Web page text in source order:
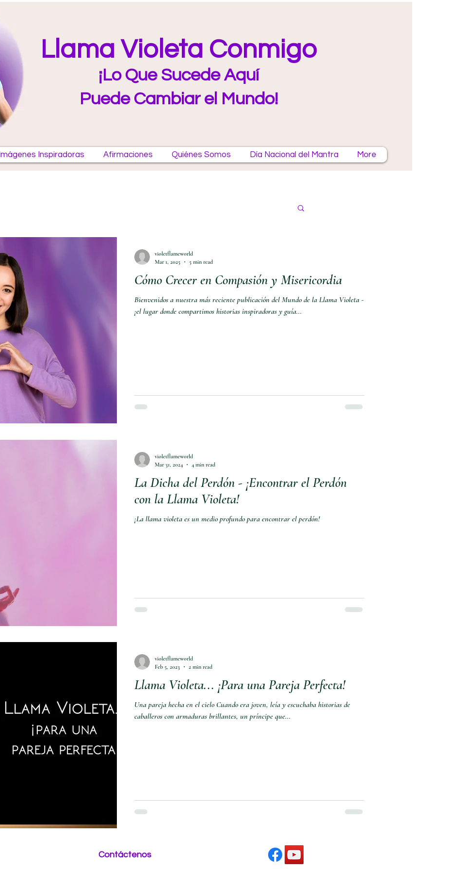
Llama Violeta Conmigo
¡Lo Que Sucede Aquí
Puede Cambiar el Mundo!
Imágenes Inspiradoras Afirmaciones Quiénes Somos Día Nacional del Mantra More
Cómo Crecer en Compasión y Misericordia
Bienvenidos a nuestra más reciente publicación del Mundo de la Llama Violeta -
¡el lugar donde compartimos historias inspiradoras y guía...
violetflameworld
Mar 1, 2025
5 min read
La Dicha del Perdón - ¡Encontrar el Perdón
con la Llama Violeta!
¡La llama violeta es un medio profundo para encontrar el perdón!
violetflameworld
Mar 31, 2024
4 min read
Llama Violeta... ¡Para una Pareja Perfecta!
Una pareja hecha en el cielo Cuando era joven, leía y escuchaba historias de
caballeros con armaduras brillantes, un príncipe que...
violetflameworld
Feb 5, 2023
2 min read
Contáctenos